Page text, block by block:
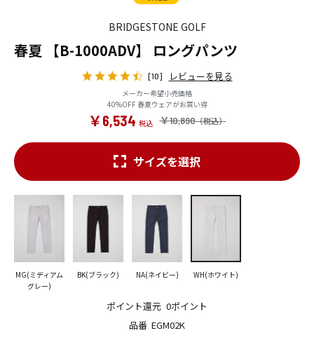
BRIDGESTONE GOLF
春夏 【B-1000ADV】 ロングパンツ
[10] レビューを見る
メーカー希望小売価格
40%OFF 春夏ウェアがお買い得
￥10,890
￥6,534
品番 EGM02K
ポイント還元 0ポイント
サイズを選択
MG(ミディアム
グレー)
BK(ブラック) NA(ネイビー) WH(ホワイト)